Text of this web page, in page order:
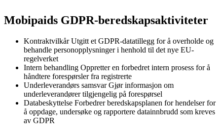
Mobipaids GDPR-beredskapsaktiviteter
Kontraktvilkår Utgitt et GDPR-datatillegg for å overholde og
behandle personopplysninger i henhold til det nye EU-
regelverket
Intern behandling Oppretter en forbedret intern prosess for å
håndtere forespørsler fra registrerte
Underleverandørs samsvar Gjør informasjon om
underleverandører tilgjengelig på forespørsel
Databeskyttelse Forbedrer beredskapsplanen for hendelser for
å oppdage, undersøke og rapportere datainnbrudd som kreves
av GDPR